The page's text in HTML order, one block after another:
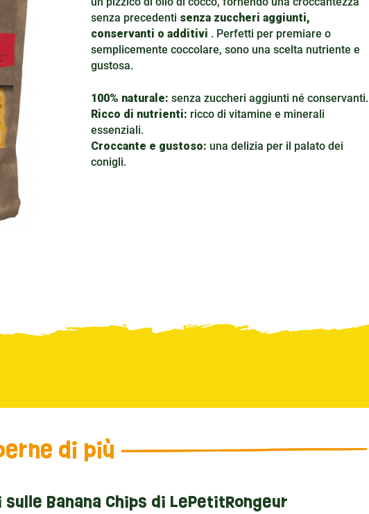
senza precedenti senza zuccheri aggiunti,
conservanti o additivi . Perfetti per premiare o
semplicemente coccolare, sono una scelta nutriente e
gustosa.
100% naturale: senza zuccheri aggiunti né conservanti.
Ricco di nutrienti: ricco di vitamine e minerali
essenziali.
Croccante e gustoso: una delizia per il palato dei
conigli.
di più
Banana Chips di LePetitRongeur